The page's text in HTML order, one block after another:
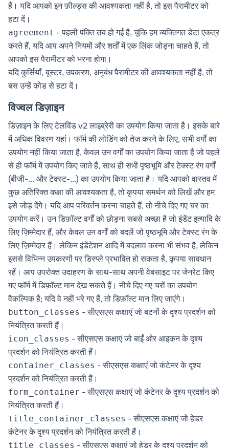
हैं। यदि आपको इन फ़ील्ड्स की आवश्यकता नहीं है, तो इस पैरामीटर को
हटा दें।
agreement - पहली पंक्ति तय हो गई है, चूंकि हम व्यक्तिगत डेटा एकत्र
करते हैं, यदि आप अपने नियमों और शर्तों में एक लिंक जोड़ना चाहते हैं, तो
आपको इस पैरामीटर को भरना होगा।
यदि कुर्सियाँ, बूस्टर, उपकरण, अनुबंध पैरामीटर की आवश्यकता नहीं है, तो
बस उन्हें कोड से हटा दें।
विज्वल डिज़ाइन
डिज़ाइन के लिए टेलविंड v2 लाइब्रेरी का उपयोग किया जाता है। इसके बारे
में अधिक विवरणयहां । फॉर्म की लोडिंग को तेज करने के लिए, सभी वर्गों का
उपयोग नहीं किया जाता है, केवल उन वर्गों का उपयोग किया जाता है जो पहले
से ही फॉर्म में उपयोग किए जाते हैं, साथ ही सभी पृष्ठभूमि और टेक्स्ट रंग वर्गों
(बीजी-... और टेक्स्ट-...) का उपयोग किया जाता है। यदि आपको वास्तव में
कुछ अतिरिक्त कक्षा की आवश्यकता है, तो कृपया समर्थन को लिखें और हम
इसे जोड़ देंगे। यदि आप परिवर्तन करना चाहते हैं, तो नीचे दिए गए चर का
उपयोग करें। उन डिफ़ॉल्ट वर्गों को छोड़ना सबसे अच्छा है जो इंडेंट इत्यादि के
लिए ज़िम्मेदार हैं, और केवल उन वर्गों को बदलें जो पृष्ठभूमि और टेक्स्ट रंग के
लिए ज़िम्मेदार हैं। लेकिन इंडेंटेशन आदि में बदलाव करना भी संभव है, लेकिन
इससे विभिन्न उपकरणों पर डिस्प्ले प्रभावित हो सकता है, कृपया सावधान
रहें। आप उपरोक्त उदाहरण के साथ-साथ अपनी वेबसाइट पर जेनरेट किए
गए फॉर्म में डिफ़ॉल्ट मान देख सकते हैं। नीचे दिए गए चरों का उपयोग
वैकल्पिक है; यदि वे नहीं भरे गए हैं, तो डिफ़ॉल्ट मान लिए जाएंगे।
button_classes - सीएसएस कक्षाएं जो बटनों के दृश्य प्रदर्शन को
नियंत्रित करती हैं।
icon_classes - सीएसएस कक्षाएं जो बाईं ओर आइकन के दृश्य
प्रदर्शन को नियंत्रित करती हैं।
container_classes - सीएसएस कक्षाएं जो कंटेनर के दृश्य
प्रदर्शन को नियंत्रित करती हैं।
form_container - सीएसएस कक्षाएं जो कंटेनर के दृश्य प्रदर्शन को
नियंत्रित करती हैं।
title_container_classes - सीएसएस कक्षाएं जो हेडर
कंटेनर के दृश्य प्रदर्शन को नियंत्रित करती हैं।
title_classes - सीएसएस कक्षाएं जो हेडर के दृश्य प्रदर्शन को